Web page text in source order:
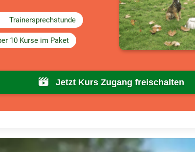
Trainersprechstunde
10 Kurse im Paket
Jetzt Kurs Zugang freischalten